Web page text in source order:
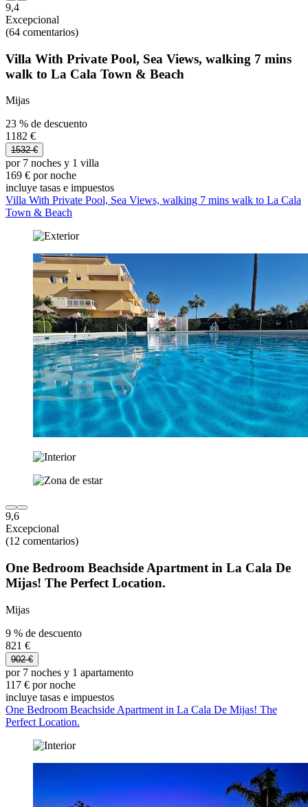
9,4
Excepcional
(64 comentarios)
Villa With Private Pool, Sea Views, walking 7 mins
walk to La Cala Town & Beach
Mijas
23 % de descuento
1182 €
1532 €
por 7 noches y 1 villa
169 € por noche
incluye tasas e impuestos
Villa With Private Pool, Sea Views, walking 7 mins walk to La Cala
Town & Beach
9,6
Excepcional
(12 comentarios)
One Bedroom Beachside Apartment in La Cala De
Mijas! The Perfect Location.
Mijas
9 % de descuento
821 €
902 €
por 7 noches y 1 apartamento
117 € por noche
incluye tasas e impuestos
One Bedroom Beachside Apartment in La Cala De Mijas! The
Perfect Location.